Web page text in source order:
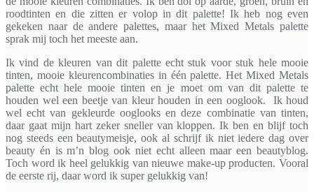
roodtinten en die zitten er volop in dit palette! Ik heb nog even
gekeken naar de andere palettes, maar het Mixed Metals palette
sprak mij toch het meeste aan.
Ik vind de kleuren van dit palette echt stuk voor stuk hele mooie
tinten, mooie kleurencombinaties in één palette. Het Mixed Metals
palette echt hele mooie tinten en je moet om van dit palette te
houden wel een beetje van kleur houden in een ooglook. Ik houd
wel echt van gekleurde ooglooks en deze combinatie van tinten,
daar gaat mijn hart zeker sneller van kloppen. Ik ben en blijf toch
nog steeds een beautymeisje, ook al schrijf ik niet iedere dag over
beauty én is m’n blog ook niet echt alleen maar een beautyblog.
Toch word ik heel gelukkig van nieuwe make-up producten. Vooral
de eerste rij, daar word ik super gelukkig van!